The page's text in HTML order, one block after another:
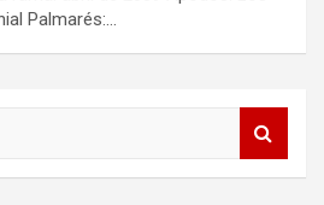
Palmarés:…